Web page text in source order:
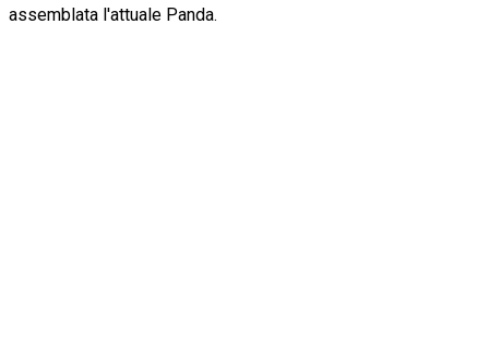
assemblata l'attuale Panda.